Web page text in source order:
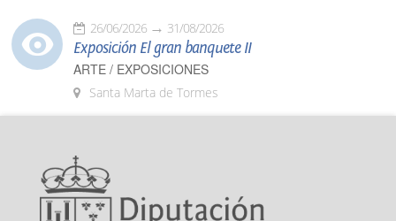
26/06/2026 31/08/2026
Exposición El gran banquete II
ARTE / EXPOSICIONES
Santa Marta de Tormes